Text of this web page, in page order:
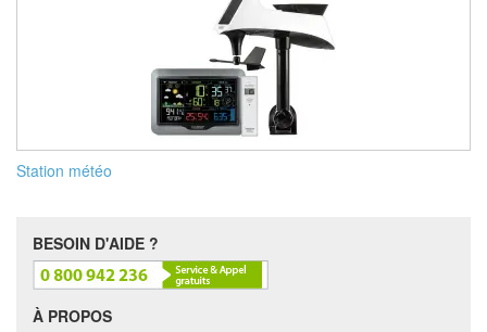
Station météo
BESOIN D'AIDE ?
À PROPOS